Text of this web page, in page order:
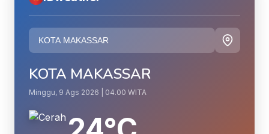
KOTA MAKASSAR
Minggu, 9 Ags 2026 | 04.00 WITA